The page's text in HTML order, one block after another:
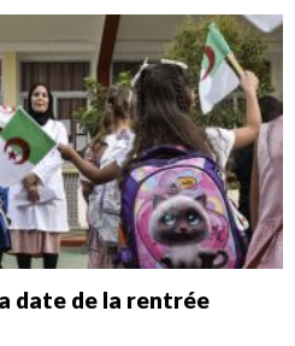
date de la rentrée